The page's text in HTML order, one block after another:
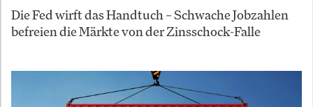
Die Fed wirft das Handtuch – Schwache Jobzahlen
befreien die Märkte von der Zinsschock-Falle